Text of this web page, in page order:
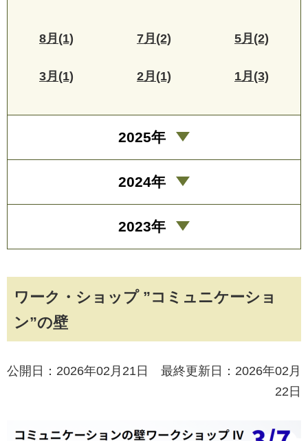
ワーク・ショップ ”コミュニケーショ
ン”の壁
公開日：2026年02月21日 最終更新日：2026年02月
22日
8月(1) 7月(2) 5月(2)
3月(1) 2月(1) 1月(3)
2025年
2024年
2023年